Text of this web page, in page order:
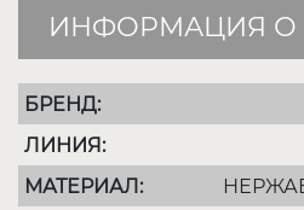
ИНФОРМАЦИЯ О
БРЕНД:
ЛИНИЯ:
МАТЕРИАЛ: